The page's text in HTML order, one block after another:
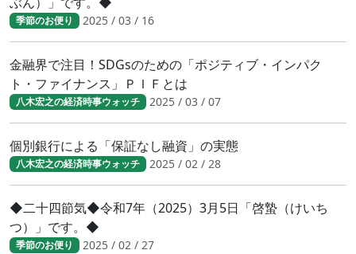
季節のお便り 2025 / 03 / 16
金融界で注目！SDGsのための「ポジティブ・インパク
ト・ファイナンス」ＰＩＦとは
八木宏之の経済時事ウォッチ 2025 / 03 / 07
個別銀行による「保証なし融資」の実態
八木宏之の経済時事ウォッチ 2025 / 02 / 28
◆二十四節気◆令和7年（2025）3月5日「啓蟄（けいち
つ）」です。◆
季節のお便り 2025 / 02 / 27